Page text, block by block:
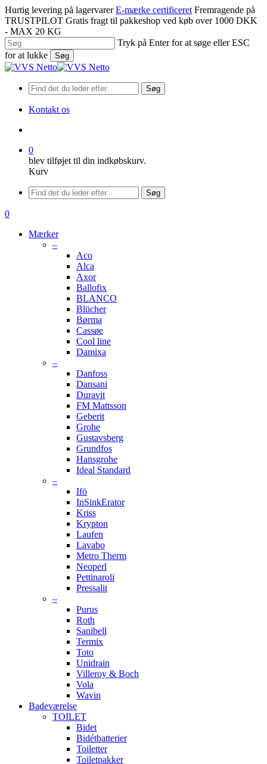
Spring
til
hovedindhold
Hurtig levering på lagervarer E-mærke certificeret Fremragende på
TRUSTPILOT Gratis fragt til pakkeshop ved køb over 1000 DKK
- MAX 20 KG
Tryk på Enter for at søge eller ESC
for at lukke
Søg
Luk
Søg
Kontakt os
0
blev tilføjet til din indkøbskurv.
Kurv
Menu
Søg
søge
0
Mærker
–
Aco
Alca
Axor
Ballofix
BLANCO
Blücher
Børma
Cassøe
Cool line
Damixa
–
Danfoss
Dansani
Duravit
FM Mattsson
Geberit
Grohe
Gustavsberg
Grundfos
Hansgrohe
Ideal Standard
–
Ifö
InSinkErator
Kriss
Krypton
Laufen
Lavabo
Metro Therm
Neoperl
Pettinaroli
Pressalit
–
Purus
Roth
Sanibell
Termix
Toto
Unidrain
Villeroy & Boch
Vola
Wavin
Badeværelse
TOILET
Bidet
Bidétbatterier
Toiletter
Toiletpakker